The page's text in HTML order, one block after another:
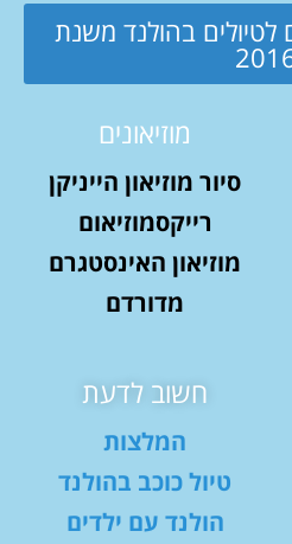
לטיולים בהולנד משנת
מוזיאונים
סיור מוזיאון הייניקן
רייקסמוזיאום
מוזיאון האינסטגרם
מדורדם
חשוב לדעת
המלצות
טיול כוכב בהולנד
הולנד עם ילדים